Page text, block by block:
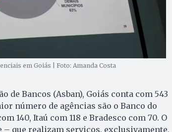
em Goiás | Foto: Amanda Costa
de Bancos (Asban), Goiás conta com 543
número de agências são o Banco do
140, Itaú com 118 e Bradesco com 70. O
que realizam serviços, exclusivamente,